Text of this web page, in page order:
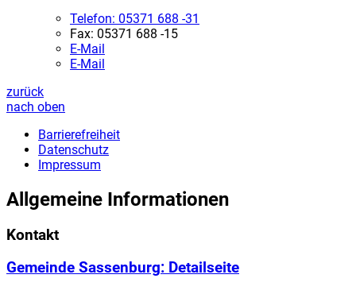
Telefon: 05371 688 -31
Fax: 05371 688 -15
E-Mail
E-Mail
zurück
nach oben
Barrierefreiheit
Datenschutz
Impressum
Allgemeine Informationen
Kontakt
Gemeinde Sassenburg: Detailseite